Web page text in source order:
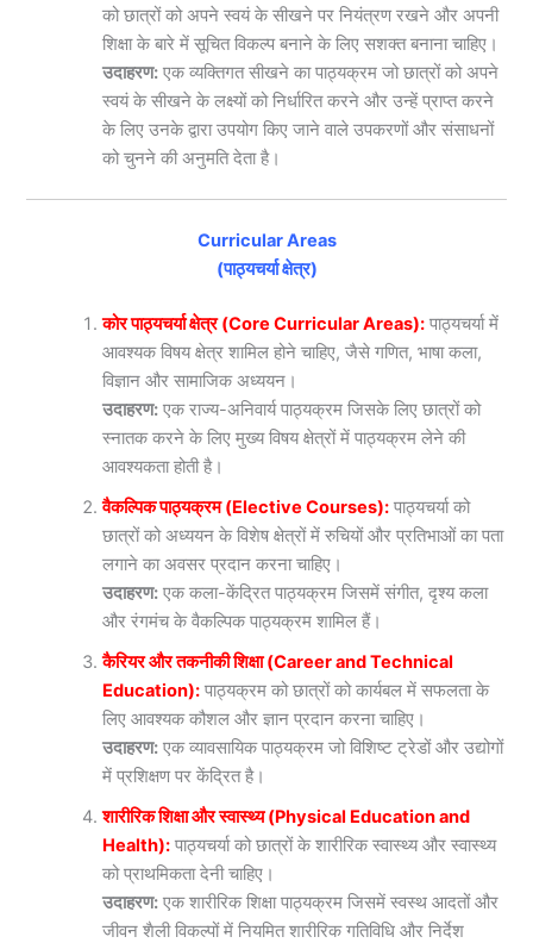
को छात्रों को अपने स्वयं के सीखने पर नियंत्रण रखने और अपनी
शिक्षा के बारे में सूचित विकल्प बनाने के लिए सशक्त बनाना चाहिए।
उदाहरण: एक व्यक्तिगत सीखने का पाठ्यक्रम जो छात्रों को अपने
स्वयं के सीखने के लक्ष्यों को निर्धारित करने और उन्हें प्राप्त करने
के लिए उनके द्वारा उपयोग किए जाने वाले उपकरणों और संसाधनों
को चुनने की अनुमति देता है।
Curricular Areas
(पाठ्यचर्या क्षेत्र)
कोर पाठ्यचर्या क्षेत्र (Core Curricular Areas): पाठ्यचर्या में
आवश्यक विषय क्षेत्र शामिल होने चाहिए, जैसे गणित, भाषा कला,
विज्ञान और सामाजिक अध्ययन।
उदाहरण: एक राज्य-अनिवार्य पाठ्यक्रम जिसके लिए छात्रों को
स्नातक करने के लिए मुख्य विषय क्षेत्रों में पाठ्यक्रम लेने की
आवश्यकता होती है।
वैकल्पिक पाठ्यक्रम (Elective Courses): पाठ्यचर्या को
छात्रों को अध्ययन के विशेष क्षेत्रों में रुचियों और प्रतिभाओं का पता
लगाने का अवसर प्रदान करना चाहिए।
उदाहरण: एक कला-केंद्रित पाठ्यक्रम जिसमें संगीत, दृश्य कला
और रंगमंच के वैकल्पिक पाठ्यक्रम शामिल हैं।
कैरियर और तकनीकी शिक्षा (Career and Technical
Education): पाठ्यक्रम को छात्रों को कार्यबल में सफलता के
लिए आवश्यक कौशल और ज्ञान प्रदान करना चाहिए।
उदाहरण: एक व्यावसायिक पाठ्यक्रम जो विशिष्ट ट्रेडों और उद्योगों
में प्रशिक्षण पर केंद्रित है।
शारीरिक शिक्षा और स्वास्थ्य (Physical Education and
Health): पाठ्यचर्या को छात्रों के शारीरिक स्वास्थ्य और स्वास्थ्य
को प्राथमिकता देनी चाहिए।
उदाहरण: एक शारीरिक शिक्षा पाठ्यक्रम जिसमें स्वस्थ आदतों और
जीवन शैली विकल्पों में नियमित शारीरिक गतिविधि और निर्देश